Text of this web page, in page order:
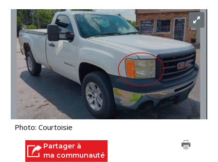
Photo: Courtoisie
Partager à
ma communauté